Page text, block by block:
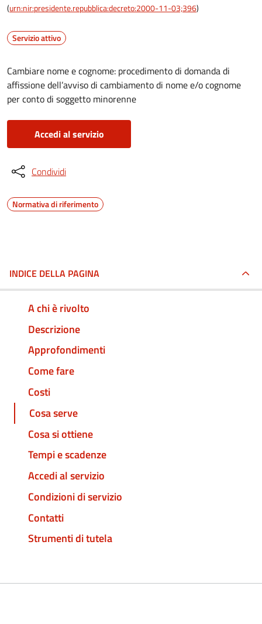
(urn:nir:presidente.repubblica:decreto:2000-11-03;396)
Servizio attivo
Cambiare nome e cognome: procedimento di domanda di
affissione dell’avviso di cambiamento di nome e/o cognome
per conto di soggetto minorenne
Accedi al servizio
Condividi
Normativa di riferimento
INDICE DELLA PAGINA
A chi è rivolto
Descrizione
Approfondimenti
Come fare
Costi
Cosa serve
Cosa si ottiene
Tempi e scadenze
Accedi al servizio
Condizioni di servizio
Contatti
Strumenti di tutela